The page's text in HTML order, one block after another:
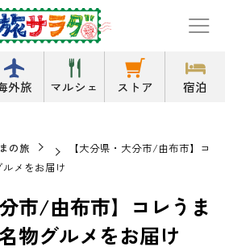
外旅 マルシェ ストア 宿泊
の旅
【大分県・大分市/由布市】コ
メをお届け
分市/由布市】コレうま
物グルメをお届け